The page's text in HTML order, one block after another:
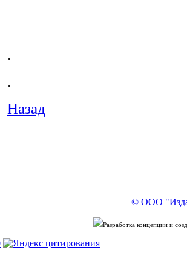
.
.
Назад
© ООО
Разработка концепции и